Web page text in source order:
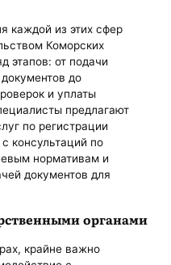
каждой из этих сфер
Коморских
этапов: от подачи
до
и уплаты
предлагают
по регистрации
консультаций по
нормативам и
документов для
органами
крайне важно